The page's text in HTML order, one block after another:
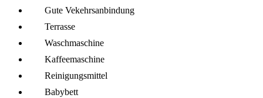
Gute Vekehrsanbindung
Terrasse
Wasch­maschine
Kaffee­maschine
Reinigungsmittel
Babybett